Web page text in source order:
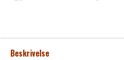
Beskrivelse